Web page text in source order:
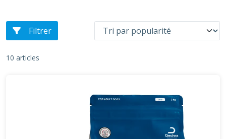
Filtrer
10 articles